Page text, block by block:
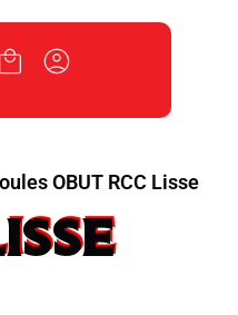
OBUT RCC Lisse